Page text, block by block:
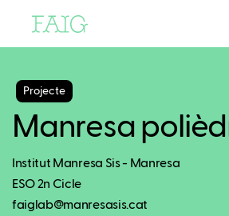
Projecte
Manresa
Institut Manresa Sis - Manresa
ESO 2n Cicle
faiglab@manresasis.cat